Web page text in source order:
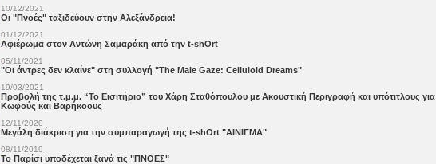
10/12/2021
Οι "Πνοές" ταξιδεύουν στην Αλεξάνδρεια!
01/12/2021
Αφιέρωμα στον Αντώνη Σαμαράκη από την t-shOrt
05/11/2021
"Οι άντρες δεν κλαίνε" στη συλλογή "The Male Gaze: Celluloid Dreams"
19/03/2021
Προβολή της τ.μ.μ. “Το Εισιτήριο” του Χάρη Σταθόπουλου με Ακουστική Περιγραφή και υπότιτλους για
Κωφούς και Βαρήκοους
12/11/2020
Μεγάλη διάκριση για την συμπαραγωγή της t-shOrt "ΑΙΝΙΓΜΑ"
08/11/2019
Το Παρίσι υποδέχεται ξανά τις "ΠΝΟΕΣ"